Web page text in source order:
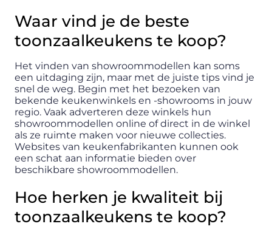
Waar vind je de beste
toonzaalkeukens te koop?
Het vinden van showroommodellen kan soms
een uitdaging zijn, maar met de juiste tips vind je
snel de weg. Begin met het bezoeken van
bekende keukenwinkels en -showrooms in jouw
regio. Vaak adverteren deze winkels hun
showroommodellen online of direct in de winkel
als ze ruimte maken voor nieuwe collecties.
Websites van keukenfabrikanten kunnen ook
een schat aan informatie bieden over
beschikbare showroommodellen.
Hoe herken je kwaliteit bij
toonzaalkeukens te koop?